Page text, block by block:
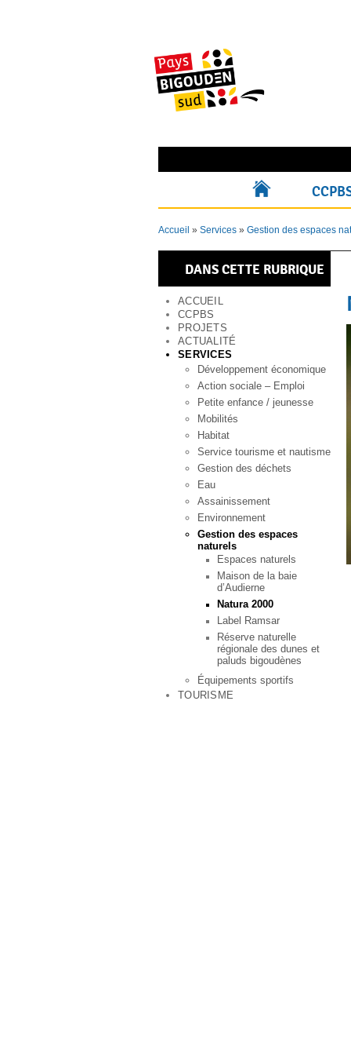
Accueil » Services » Gestion des espaces
DANS CETTE RUBRIQUE
ACCUEIL
CCPBS
PROJETS
ACTUALITÉ
SERVICES
Développement économique
Action sociale – Emploi
Petite enfance / jeunesse
Mobilités
Habitat
Service tourisme et nautisme
Gestion des déchets
Eau
Assainissement
Environnement
Gestion des espaces
naturels
Espaces naturels
Maison de la baie
d’Audierne
Natura 2000
Label Ramsar
Réserve naturelle
régionale des dunes et
paluds bigoudènes
Équipements sportifs
TOURISME